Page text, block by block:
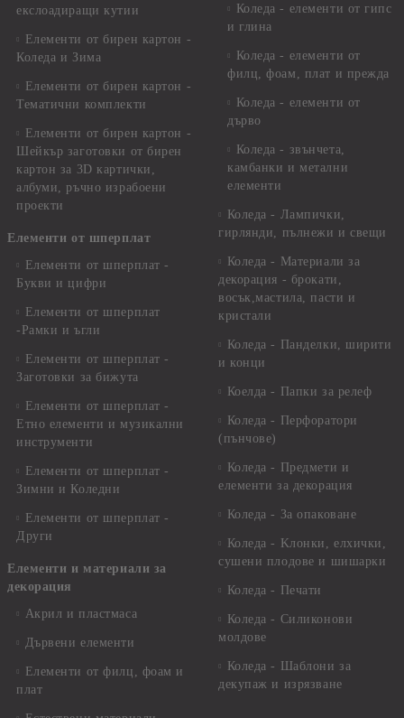
екслоадиращи кутии
Елементи от бирен картон -
Коледа и Зима
Елементи от бирен картон -
Тематични комплекти
Елементи от бирен картон -
Шейкър заготовки от бирен
картон за 3D картички,
албуми, ръчно израбоени
проекти
Елементи от шперплат
Елементи от шперплат -
Букви и цифри
Елементи от шперплат
-Рамки и ъгли
Елементи от шперплат -
Заготовки за бижута
Елементи от шперплат -
Етно елементи и музикални
инструменти
Елементи от шперплат -
Зимни и Коледни
Елементи от шперплат -
Други
Елементи и материали за
декорация
Акрил и пластмаса
Дървени елементи
Елементи от филц, фоам и
плат
Коледа - елементи от гипс
и глина
Коледа - елементи от
филц, фоам, плат и прежда
Коледа - елементи от
дърво
Коледа - звънчета,
камбанки и метални
елементи
Коледа - Лампички,
гирлянди, пълнежи и свещи
Коледа - Материали за
декорация - брокати,
восък,мастила, пасти и
кристали
Коледа - Панделки, ширити
и конци
Коелда - Папки за релеф
Коледа - Перфоратори
(пънчове)
Коледа - Предмети и
елементи за декорация
Коледа - За опаковане
Коледа - Kлонки, елхички,
сушени плодове и шишарки
Коледа - Печати
Коледа - Силиконови
молдове
Коледа - Шаблони за
декупаж и изрязване